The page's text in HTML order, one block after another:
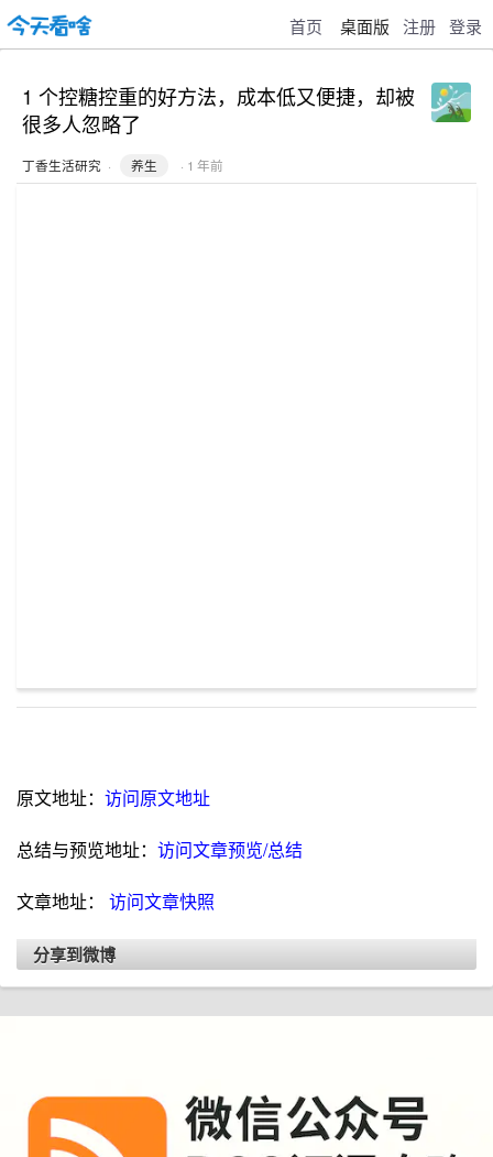
首页 桌面版 注册 登录
1 个控糖控重的好方法，成本低又便捷，却被
很多人忽略了
丁香生活研究 · 养生 · 1 年前
原文地址： 访问原文地址
总结与预览地址： 访问文章预览/总结
文章地址： 访问文章快照
分享到微博